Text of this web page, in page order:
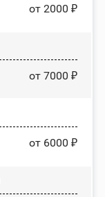
от 2000 ₽
от 7000 ₽
от 6000 ₽